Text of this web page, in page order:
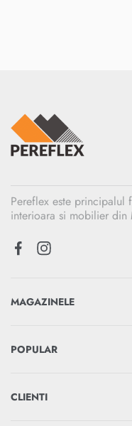
Pereflex este principalul
interioara si mobilier din
MAGAZINELE
POPULAR
CLIENTI